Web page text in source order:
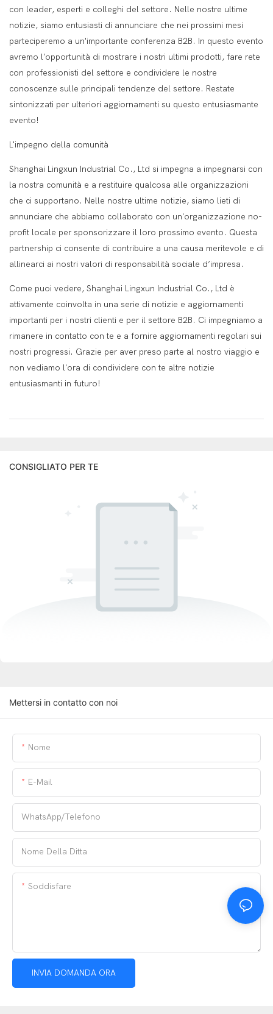
con leader, esperti e colleghi del settore. Nelle nostre ultime
notizie, siamo entusiasti di annunciare che nei prossimi mesi
parteciperemo a un'importante conferenza B2B. In questo evento
avremo l'opportunità di mostrare i nostri ultimi prodotti, fare rete
con professionisti del settore e condividere le nostre
conoscenze sulle principali tendenze del settore. Restate
sintonizzati per ulteriori aggiornamenti su questo entusiasmante
evento!
L'impegno della comunità
Shanghai Lingxun Industrial Co., Ltd si impegna a impegnarsi con
la nostra comunità e a restituire qualcosa alle organizzazioni
che ci supportano. Nelle nostre ultime notizie, siamo lieti di
annunciare che abbiamo collaborato con un'organizzazione no-
profit locale per sponsorizzare il loro prossimo evento. Questa
partnership ci consente di contribuire a una causa meritevole e di
allinearci ai nostri valori di responsabilità sociale d’impresa.
Come puoi vedere, Shanghai Lingxun Industrial Co., Ltd è
attivamente coinvolta in una serie di notizie e aggiornamenti
importanti per i nostri clienti e per il settore B2B. Ci impegniamo a
rimanere in contatto con te e a fornire aggiornamenti regolari sui
nostri progressi. Grazie per aver preso parte al nostro viaggio e
non vediamo l'ora di condividere con te altre notizie
entusiasmanti in futuro!
CONSIGLIATO PER TE
Mettersi in contatto con noi
Nome
E-Mail
WhatsApp/telefono
Nome Della Ditta
Soddisfare
INVIA DOMANDA ORA